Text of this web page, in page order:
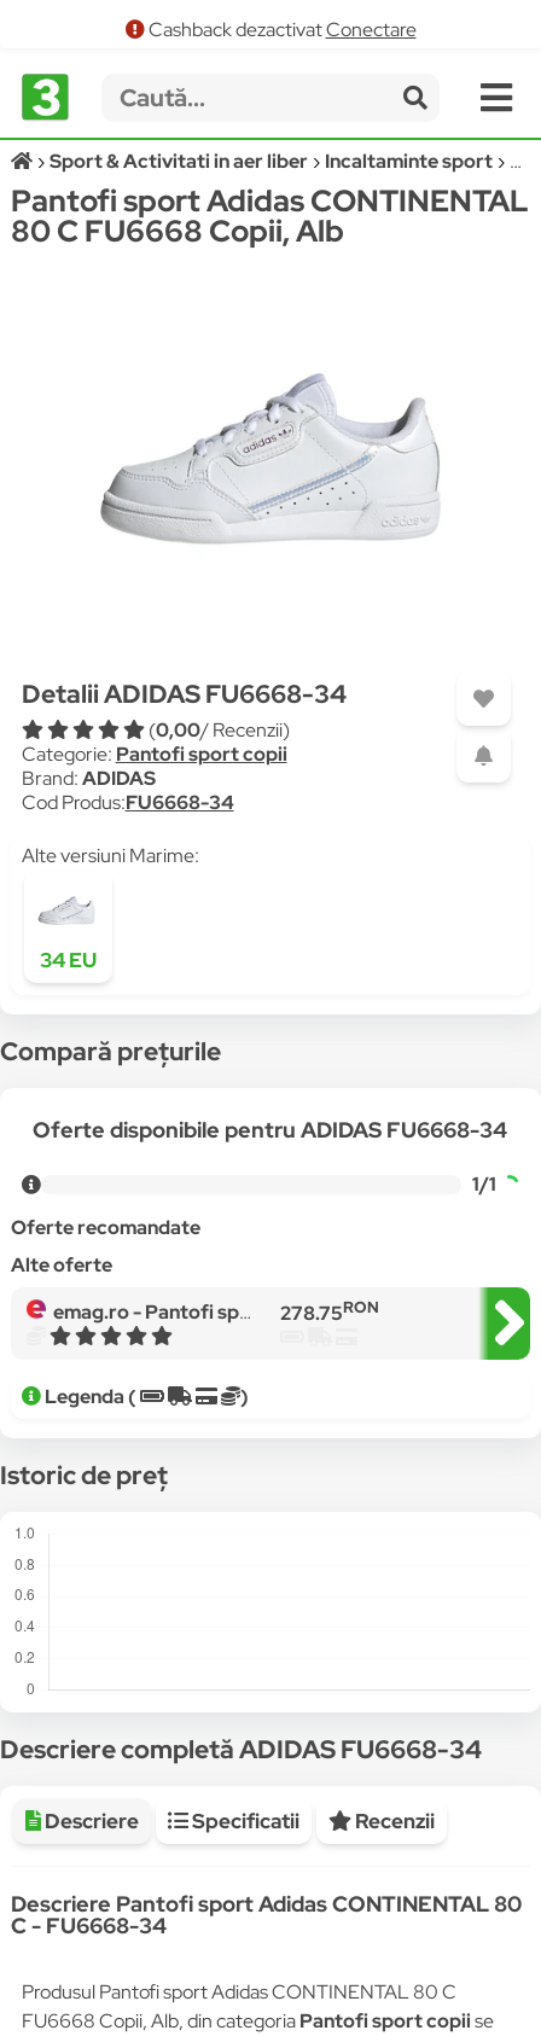
Cashback dezactivatConectare
Sport & Activitati in aer liber Incaltaminte sport
Pantofi sport Adidas CONTINENTAL
80 C FU6668 Copii, Alb
Detalii ADIDAS FU6668-34
(0,00/ Recenzii)
Categorie: Pantofi sport copii
Brand:ADIDAS
Cod Produs:FU6668-34
Alte versiuni Marime:
34 EU
Compară prețurile
Oferte disponibile pentru ADIDAS FU6668-34
1/1
Oferte recomandate
Alte oferte
emag.ro -Pantofi sport Adidas CONTINENTAL 80 C FU6668 Copii, Alb 278.75RON
Legenda ( )
Istoric de preț
Descriere completă ADIDAS FU6668-34
Descriere Specificatii Recenzii
Descriere Pantofi sport Adidas CONTINENTAL 80
C - FU6668-34
Produsul Pantofi sport Adidas CONTINENTAL 80 C
FU6668 Copii, Alb, din categoriaPantofi sport copiise